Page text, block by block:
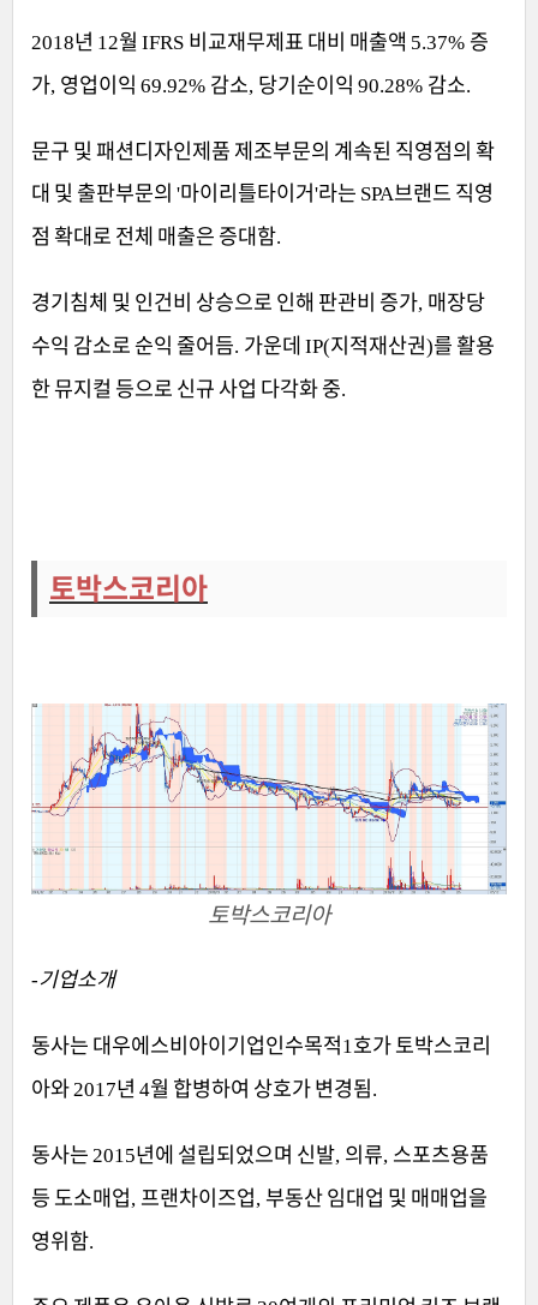
2018년 12월 IFRS 비교재무제표 대비 매출액 5.37% 증
가, 영업이익 69.92% 감소, 당기순이익 90.28% 감소.
문구 및 패션디자인제품 제조부문의 계속된 직영점의 확
대 및 출판부문의 '마이리틀타이거'라는 SPA브랜드 직영
점 확대로 전체 매출은 증대함.
경기침체 및 인건비 상승으로 인해 판관비 증가, 매장당
수익 감소로 순익 줄어듬. 가운데 IP(지적재산권)를 활용
한 뮤지컬 등으로 신규 사업 다각화 중.
토박스코리아
토박스코리아
-기업소개
동사는 대우에스비아이기업인수목적1호가 토박스코리
아와2017년 4월 합병하여 상호가 변경됨.
동사는 2015년에 설립되었으며 신발, 의류, 스포츠용품
등 도소매업, 프랜차이즈업, 부동산 임대업 및 매매업을
영위함.